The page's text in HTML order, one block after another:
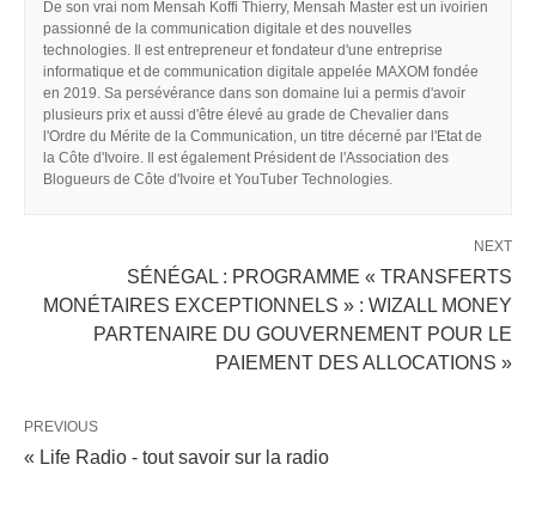
De son vrai nom Mensah Koffi Thierry, Mensah Master est un ivoirien
passionné de la communication digitale et des nouvelles
technologies. Il est entrepreneur et fondateur d'une entreprise
informatique et de communication digitale appelée MAXOM fondée
en 2019. Sa persévérance dans son domaine lui a permis d'avoir
plusieurs prix et aussi d'être élevé au grade de Chevalier dans
l'Ordre du Mérite de la Communication, un titre décerné par l'Etat de
la Côte d'Ivoire. Il est également Président de l'Association des
Blogueurs de Côte d'Ivoire et YouTuber Technologies.
NEXT
SÉNÉGAL : PROGRAMME « TRANSFERTS
MONÉTAIRES EXCEPTIONNELS » : WIZALL MONEY
PARTENAIRE DU GOUVERNEMENT POUR LE
PAIEMENT DES ALLOCATIONS »
PREVIOUS
« Life Radio - tout savoir sur la radio